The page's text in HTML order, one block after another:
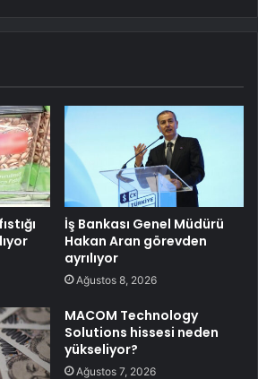
İş Bankası Genel Müdürü
Hakan Aran görevden
ayrılıyor
Ağustos 8, 2026
MACOM Technology
Solutions hissesi neden
yükseliyor?
Ağustos 7, 2026